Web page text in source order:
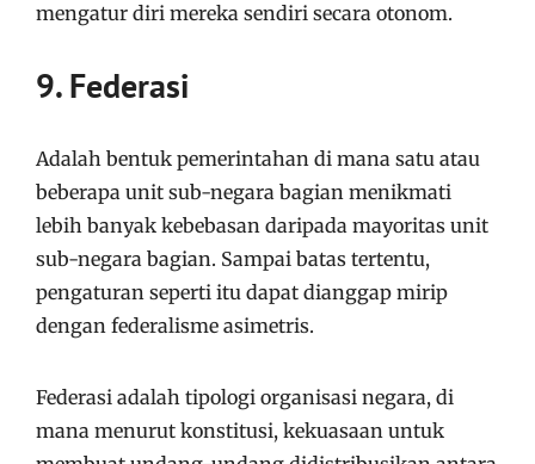
mengatur diri mereka sendiri secara otonom.
9. Federasi
Adalah bentuk pemerintahan di mana satu atau
beberapa unit sub-negara bagian menikmati
lebih banyak kebebasan daripada mayoritas unit
sub-negara bagian. Sampai batas tertentu,
pengaturan seperti itu dapat dianggap mirip
dengan federalisme asimetris.
Federasi adalah tipologi organisasi negara, di
mana menurut konstitusi, kekuasaan untuk